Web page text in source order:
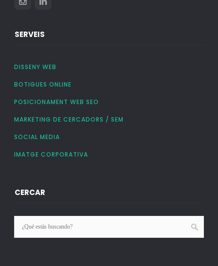
SERVEIS
DISSENY WEB
BOTIGUES ONLINE
POSICIONAMENT WEB SEO
MARKETING DE CERCADORS / SEM
SOCIAL MEDIA
IMATGE CORPORATIVA
CERCAR